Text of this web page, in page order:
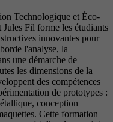
Technologique et Éco-
Fil forme les étudiants
innovantes pour
l'analyse, la
une démarche de
les dimensions de la
des compétences
de prototypes :
conception
Cette formation